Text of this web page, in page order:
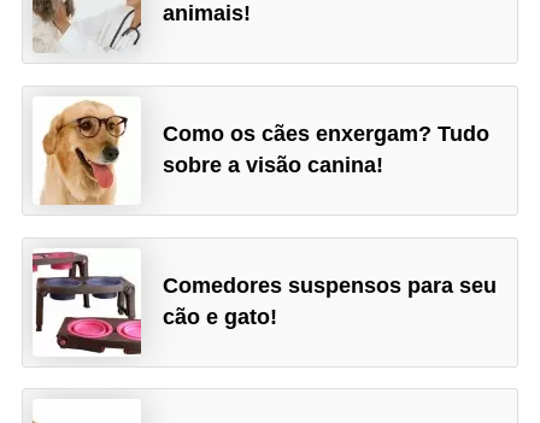
animais!
Como os cães enxergam? Tudo
sobre a visão canina!
Comedores suspensos para seu
cão e gato!
C
o
m
p
r
a
r
,
e
n